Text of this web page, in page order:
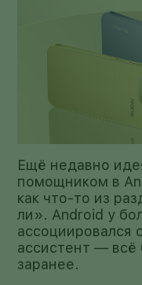
Ещё недавно
помощником в
как что-то из
ли». Android у
ассоциировался
ассистент — всё
заранее.